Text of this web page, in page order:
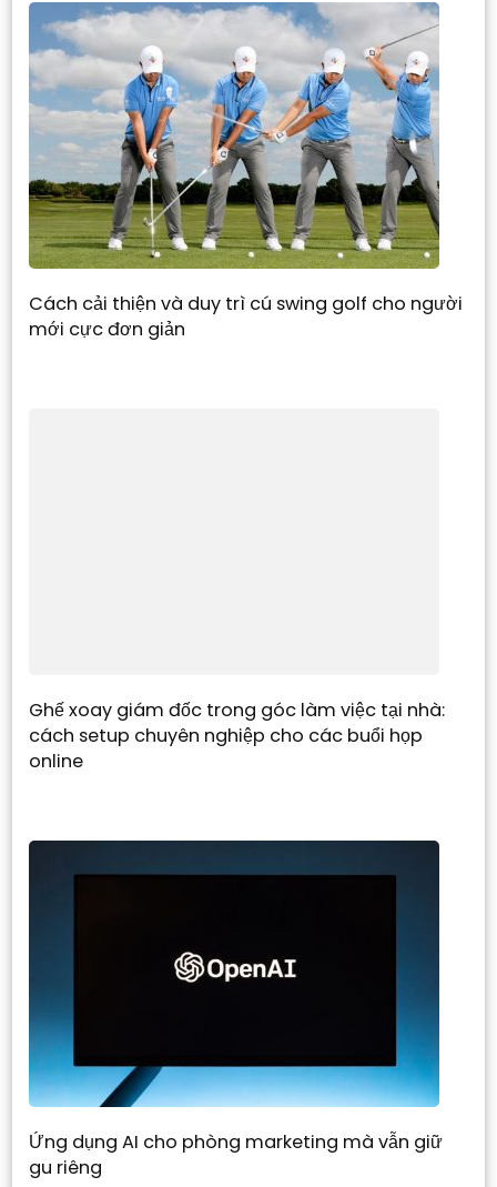
Cách cải thiện và duy trì cú swing golf cho người
mới cực đơn giản
Ghế xoay giám đốc trong góc làm việc tại nhà:
cách setup chuyên nghiệp cho các buổi họp
online
Ứng dụng AI cho phòng marketing mà vẫn giữ
gu riêng